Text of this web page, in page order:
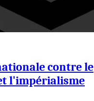
contre le
l'impérialisme